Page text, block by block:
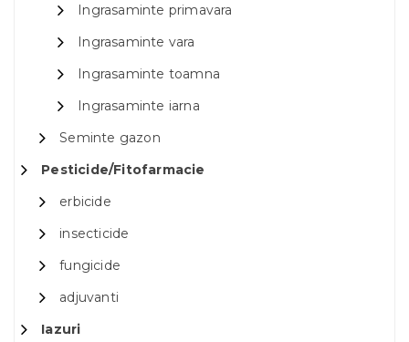
Ingrasaminte primavara
Ingrasaminte vara
Ingrasaminte toamna
Ingrasaminte iarna
Seminte gazon
Pesticide/Fitofarmacie
erbicide
insecticide
fungicide
adjuvanti
Iazuri